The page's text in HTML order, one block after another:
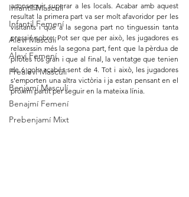
Infantil Masculí
Infantil Femení
Aleví Masculí
Aleví Femení
Prealeví Masculí
Benjamí Masculí
Benajmí Femení
Prebenjamí Mixt
aconseguir superar a les locals. Acabar amb aquest
resultat la primera part va ser molt afavoridor per les
visitants i que a la segona part no tinguessin tanta
pressió sobre. Pot ser que per això, les jugadores es
relaxessin més la segona part, fent que la pèrdua de
pilotes fos gran i que al final, la ventatge que tenien
de 6 gols acabés sent de 4. Tot i això, les jugadores
s'emporten una altra victòria i ja estan pensant en el
pròxim partit per seguir en la mateixa línia.